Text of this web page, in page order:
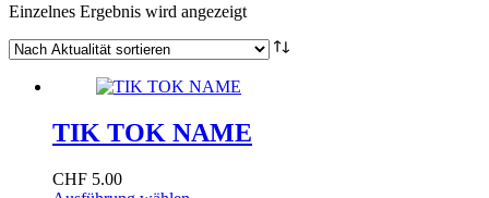
Einzelnes Ergebnis wird angezeigt
TIK TOK NAME
CHF 5.00